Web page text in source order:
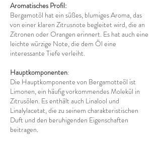
Aromatisches Profil:
Bergamotöl hat ein süßes, blumiges Aroma, das
von einer klaren Zitrusnote begleitet wird, die an
Zitronen oder Orangen erinnert. Es hat auch eine
leichte würzige Note, die dem Öl eine
interessante Tiefe verleiht.
Hauptkomponenten:
Die Hauptkomponente von Bergamotteöl ist
Limonen, ein häufig vorkommendes Molekül in
Zitrusölen. Es enthält auch Linalool und
Linalylacetat, die zu seinem charakteristischen
Duft und den beruhigenden Eigenschaften
beitragen.